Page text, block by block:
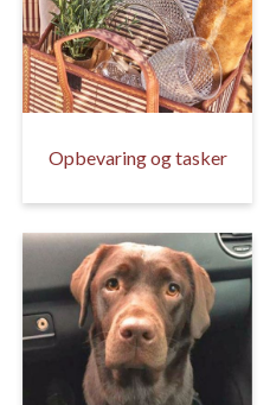
Opbevaring og tasker